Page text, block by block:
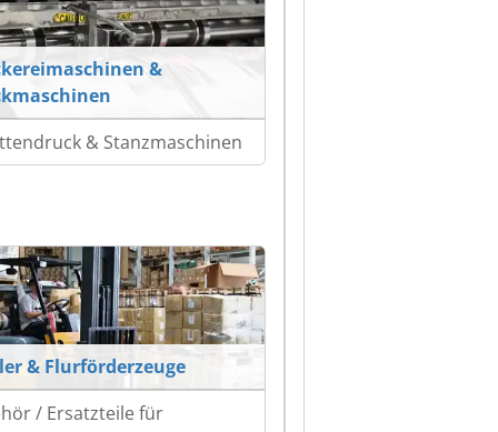
&
& Stanzmaschinen
& Flurförderzeuge
/ Ersatzteile für